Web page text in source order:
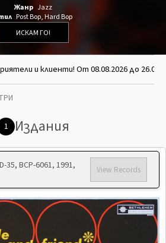
Жанр Jazz
Post Bop,Hard Bop
ИСКАМ ГО!
и клиенти! От 08.08.2026 до
1 Издания
35, BCP-6061, 1991,
View Records